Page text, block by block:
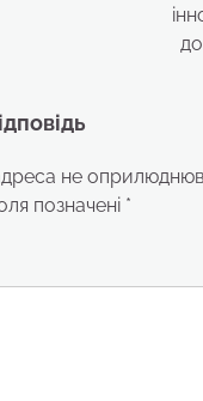
не
позначені *